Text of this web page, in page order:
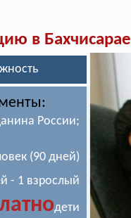
в Бахчисарае
России;
(90 дней)
- 1 взрослый
дети